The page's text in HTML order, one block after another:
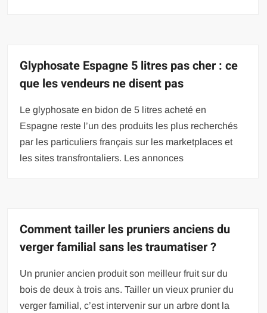
Glyphosate Espagne 5 litres pas cher : ce
que les vendeurs ne disent pas
Le glyphosate en bidon de 5 litres acheté en
Espagne reste l’un des produits les plus recherchés
par les particuliers français sur les marketplaces et
les sites transfrontaliers. Les annonces
Comment tailler les pruniers anciens du
verger familial sans les traumatiser ?
Un prunier ancien produit son meilleur fruit sur du
bois de deux à trois ans. Tailler un vieux prunier du
verger familial, c’est intervenir sur un arbre dont la